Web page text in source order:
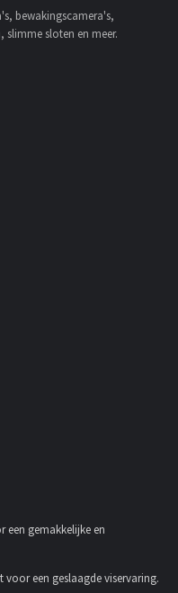
bewakingscamera's,
slimme sloten en meer.
een gemakkelijke en
een geslaagde viservaring.